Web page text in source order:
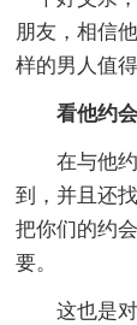
朋友，相信
样的男人值
看他约
在与他
到，并且还
把你们的约
要。
这也是